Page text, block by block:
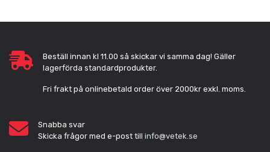
Beställ innan kl 11.00 så skickar vi samma dag! Gäller
lagerförda standardprodukter.
Fri frakt på onlinebetald order över 2000kr exkl. moms.
Snabba svar
Skicka frågor med e-post till info@vetek.se